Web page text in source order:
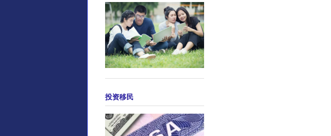
投资移民